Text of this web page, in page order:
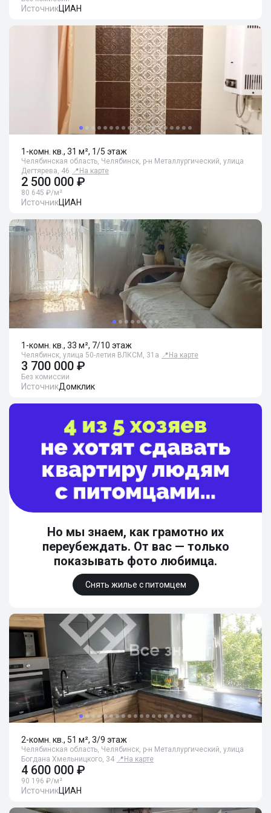
ИсточникЦИАН
1-комн. кв., 31 м², 1/5 этаж
Челябинская область, Челябинск, р-н Металлургический, улица
Дегтярева, 46 📍 На карте
2 500 000 ₽
80 645 ₽/м²
ИсточникЦИАН
1-комн. кв., 33 м², 7/10 этаж
Челябинск, улица 50-летия ВЛКСМ, 31а 📍 На карте
3 700 000 ₽
Без комиссии
ИсточникДомклик
Но мы знаем, как грамотно их
переубеждать. От вас — только
показывать фото любимца.
Снять жилье с питомцем
2-комн. кв., 51 м², 3/9 этаж
Челябинская область, Челябинск, р-н Металлургический, улица
Богдана Хмельницкого, 34 📍 На карте
4 600 000 ₽
90 196 ₽/м²
ИсточникЦИАН